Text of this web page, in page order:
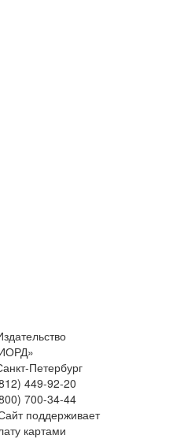
Петербург
449-92-20
700-34-44